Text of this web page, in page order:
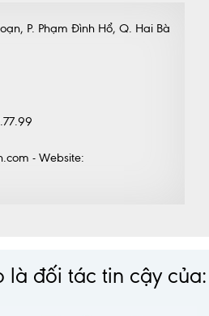
P. Phạm Đình Hổ, Q. Hai Bà
- Website:
là đối tác tin cậy của: